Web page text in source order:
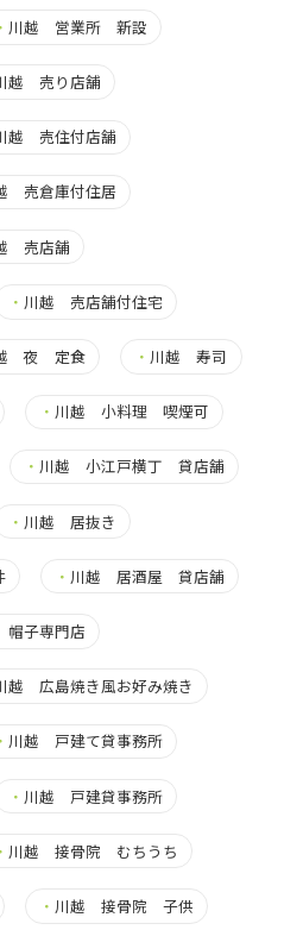
・ 川越 営業所 新設
越 売り店舗
越 売住付店舗
売倉庫付住居
売店舗
・ 川越 売店舗付住宅
夜 定食 ・ 川越 寿司
・ 川越 小料理 喫煙可
・ 川越 小江戸横丁 貸店舗
・ 川越 居抜き
・ 川越 居酒屋 貸店舗
子専門店
越 広島焼き風お好み焼き
・ 川越 戸建て貸事務所
・ 川越 戸建貸事務所
・ 川越 接骨院 むちうち
・ 川越 接骨院 子供